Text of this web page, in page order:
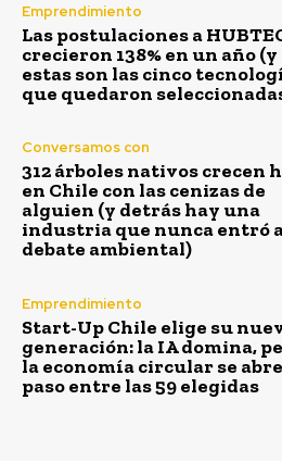
Emprendimiento
Las postulaciones a
crecieron 138% en un año (y
estas son las cinco
que quedaron
Conversamos con
312 árboles nativos crecen
en Chile con las cenizas de
alguien (y detrás hay una
industria que nunca entró
debate ambiental)
Emprendimiento
Start-Up Chile elige su
generación: la IA domina,
la economía circular se abre
paso entre las 59 elegidas